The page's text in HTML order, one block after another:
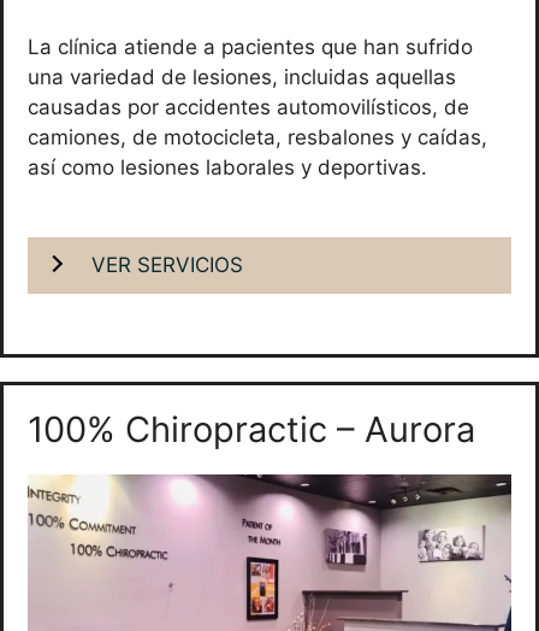
La clínica atiende a pacientes que han sufrido
una variedad de lesiones, incluidas aquellas
causadas por accidentes automovilísticos, de
camiones, de motocicleta, resbalones y caídas,
así como lesiones laborales y deportivas.
VER SERVICIOS
100% Chiropractic – Aurora